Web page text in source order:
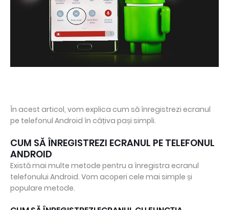
În acest articol, vom explica cum să înregistrezi ecranul
pe telefonul Android în câțiva pași simpli.
CUM SĂ ÎNREGISTREZI ECRANUL PE TELEFONUL
ANDROID
Există mai multe metode pentru a înregistra ecranul
telefonului Android. Vom acoperi cele mai simple și
populare metode.